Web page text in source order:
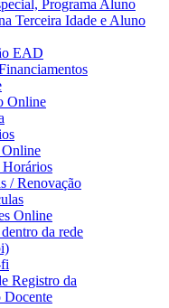
Programa Aluno
Terceira Idade e Aluno
EAD
Online
Horários
/ Renovação
Online
da rede
Registro da
Docente